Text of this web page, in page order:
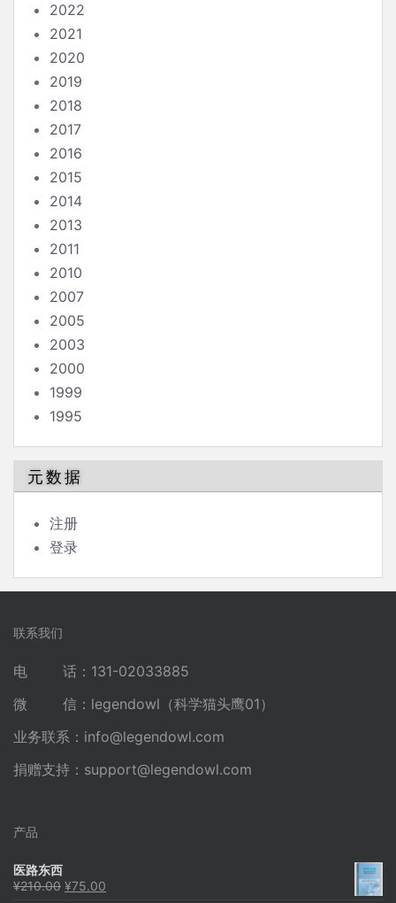
2022
2021
2020
2019
2018
2017
2016
2015
2014
2013
2011
2010
2007
2005
2003
2000
1999
1995
元数据
注册
登录
联系我们
电 话：131-02033885
微 信：legendowl（科学猫头鹰01）
业务联系： info@legendowl.com
捐赠支持： support@legendowl.com
产品
医路东西
¥210.00 原
¥75.00